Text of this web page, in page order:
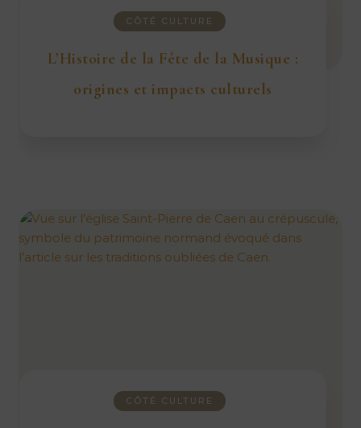
CÔTÉ CULTURE
L’Histoire de la Fête de la Musique :
origines et impacts culturels
CÔTÉ CULTURE